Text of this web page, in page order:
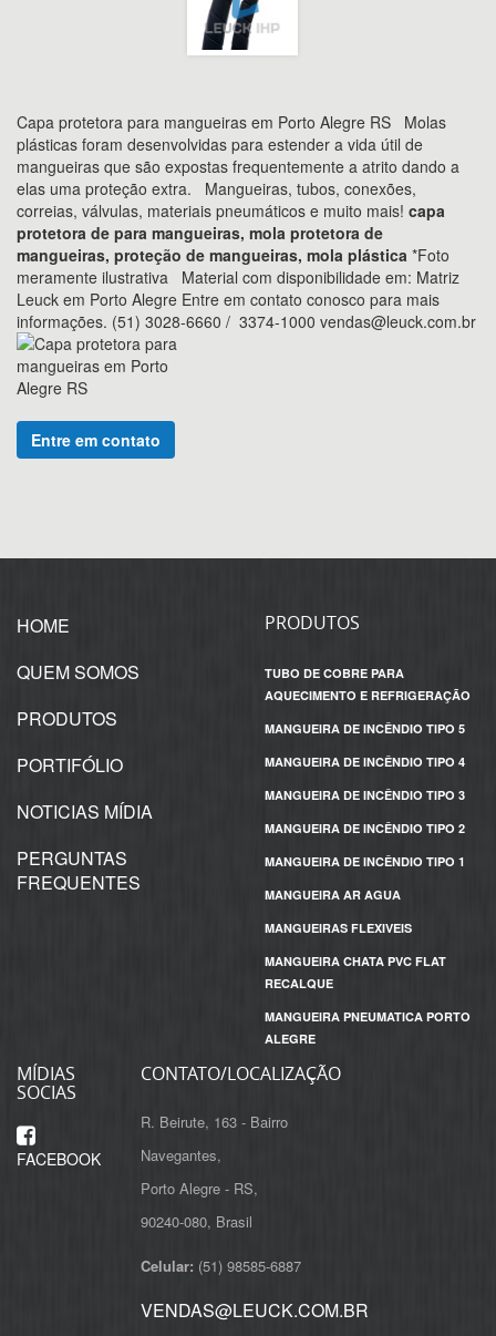
Capa protetora para mangueiras em Porto Alegre RS Molas
plásticas foram desenvolvidas para estender a vida útil de
mangueiras que são expostas frequentemente a atrito dando a
elas uma proteção extra. Mangueiras, tubos, conexões,
correias, válvulas, materiais pneumáticos e muito mais! capa
protetora de para mangueiras, mola protetora de
mangueiras, proteção de mangueiras, mola plástica *Foto
meramente ilustrativa Material com disponibilidade em: Matriz
Leuck em Porto Alegre Entre em contato conosco para mais
informações. (51) 3028-6660 / 3374-1000 vendas@leuck.com.br
Entre em contato
HOME
QUEM SOMOS
PRODUTOS
PORTIFÓLIO
NOTICIAS MÍDIA
PERGUNTAS
FREQUENTES
PRODUTOS
TUBO DE COBRE PARA
AQUECIMENTO E REFRIGERAÇÃO
MANGUEIRA DE INCÊNDIO TIPO 5
MANGUEIRA DE INCÊNDIO TIPO 4
MANGUEIRA DE INCÊNDIO TIPO 3
MANGUEIRA DE INCÊNDIO TIPO 2
MANGUEIRA DE INCÊNDIO TIPO 1
MANGUEIRA AR AGUA
MANGUEIRAS FLEXIVEIS
MANGUEIRA CHATA PVC FLAT
RECALQUE
MANGUEIRA PNEUMATICA PORTO
ALEGRE
MÍDIAS
SOCIAS
FACEBOOK
CONTATO/LOCALIZAÇÃO
R. Beirute, 163 - Bairro
Navegantes,
Porto Alegre - RS,
Celular: (51) 98585-6887
VENDAS@LEUCK.COM.BR